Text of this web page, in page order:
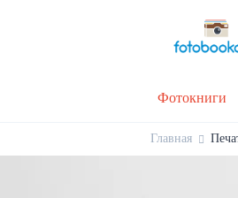
Фотокниги
Главная